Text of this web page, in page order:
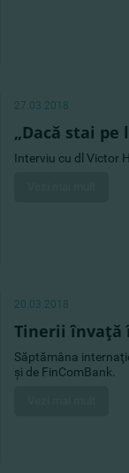
27.03.2018
„Dacă stai
Interviu cu dl Victor
20.03.2018
Tinerii învaţă
Săptămâna
şi de FinComBank.